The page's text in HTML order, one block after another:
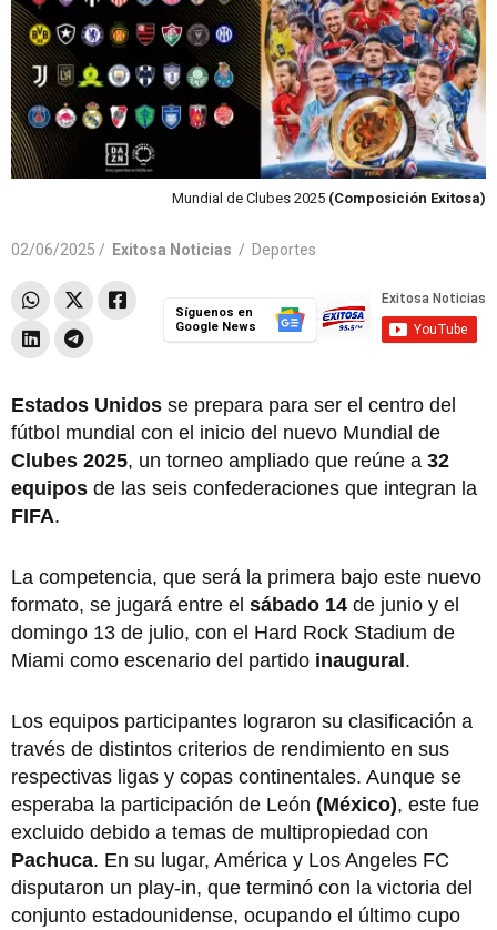
Mundial de Clubes 2025 (Composición Exitosa)
02/06/2025 / Exitosa Noticias / Deportes
Síguenos en
Google News
Estados Unidos se prepara para ser el centro del
fútbol mundial con el inicio del nuevo Mundial de
Clubes 2025, un torneo ampliado que reúne a 32
equipos de las seis confederaciones que integran la
FIFA.
La competencia, que será la primera bajo este nuevo
formato, se jugará entre el sábado 14 de junio y el
domingo 13 de julio, con el Hard Rock Stadium de
Miami como escenario del partido inaugural.
Los equipos participantes lograron su clasificación a
través de distintos criterios de rendimiento en sus
respectivas ligas y copas continentales. Aunque se
esperaba la participación de León (México), este fue
excluido debido a temas de multipropiedad con
Pachuca. En su lugar, América y Los Angeles FC
disputaron un play-in, que terminó con la victoria del
conjunto estadounidense, ocupando el último cupo